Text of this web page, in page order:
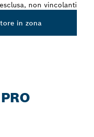
non vincolanti
in zona